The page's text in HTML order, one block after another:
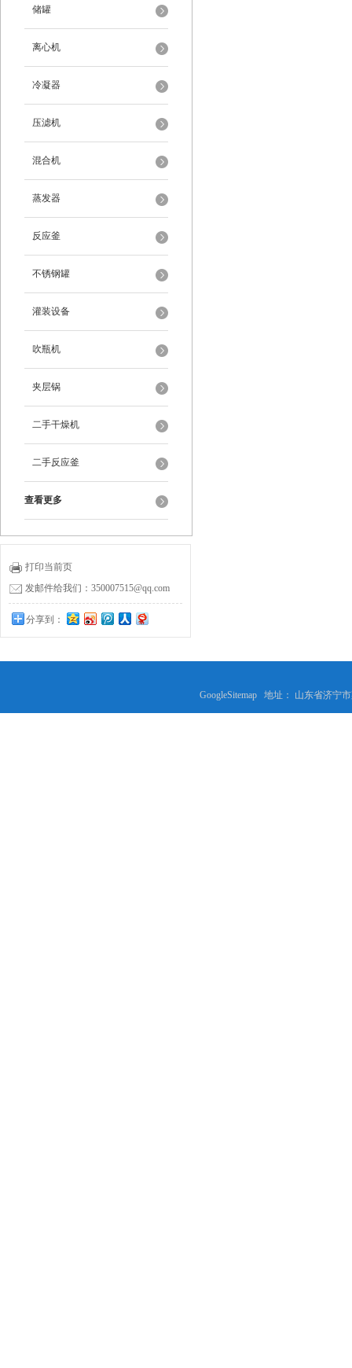
储罐
离心机
冷凝器
压滤机
混合机
蒸发器
反应釜
不锈钢罐
灌装设备
吹瓶机
夹层锅
二手干燥机
二手反应釜
查看更多
打印当前页
发邮件给我们：350007515@qq.com
分享到：
GoogleSitemap 地址： 山东省济宁